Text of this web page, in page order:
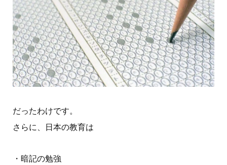
だったわけです。
さらに、日本の教育は
・暗記の勉強